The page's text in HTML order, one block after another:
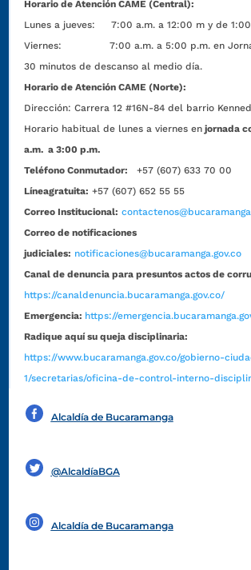
Horario de Atención CAME (Central):
Lunes a jueves: 7:00 a.m. a 12:00 m y de
Viernes: 7:00 a.m. a 5:00 p.m. en
30 minutos de descanso al medio día.
Horario de Atención CAME (Norte):
Dirección:Carrera 12 #16N-84 del barrio
Horario habitual de lunes a viernes en jornada
a.m. a 3:00 p.m.
Teléfono Conmutador:
+57 (607) 633 70 00
Líneagratuita: +57 (607) 652 55 55
Correo Institucional:
Correo de notificaciones
judiciales: notificaciones@bucaramanga.gov.co
Canal de denuncia para presuntos actos de
https://canaldenuncia.bucaramanga.gov.co/
Emergencia: https://
Radique aquí su queja disciplinaria:
https://www.bucaramanga.gov.co/gobierno-
1/secretarias/oficina-de-control-interno-
Alcaldía de Bucaramanga
@AlcaldíaBGA
Alcaldía de Bucaramanga